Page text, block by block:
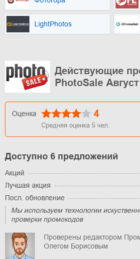
LightPhotos
Действующие
PhotoSale
Оценка 4
Средняя оценка 5 чел.
Доступно 6 предложений
Акций
Лучшая акция
Посл. обновление
Мы используем технологии
проверки промокодов
Проверены редактором
Олегом Борисовым